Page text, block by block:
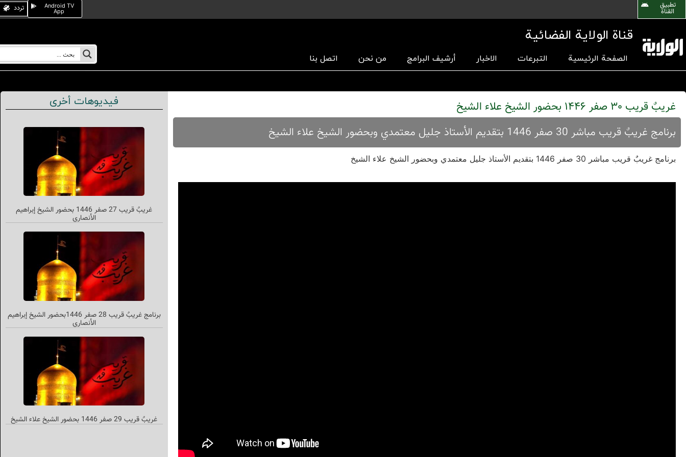
تطبیق
القناة
Android TV
App تردد
قناة الولاية الفضائية
الصفحة الرئيسية التبرعات الاخبار أرشیف البرامج من نحن اتصل بنا
غریبٌ قريب 30 صفر 1446 بحضور الشيخ علاء الشيخ
برنامج غریبٌ قريب مباشر 30 صفر 1446 بتقديم الأستاذ جليل معتمدي وبحضور الشيخ علاء الشيخ
برنامج غریبٌ قريب مباشر 30 صفر 1446 بتقديم الأستاذ جليل معتمدي وبحضور الشيخ علاء الشيخ
فيديوهات أخرى
غریبٌ قريب 27 صفر 1446 بحضور الشيخ إبراهيم
الأنصاري
برنامج غریبٌ قريب 28 صفر 1446بحضور الشيخ إبراهيم
الأنصاري
غریبٌ قريب 29 صفر 1446 بحضور الشيخ علاء الشيخ